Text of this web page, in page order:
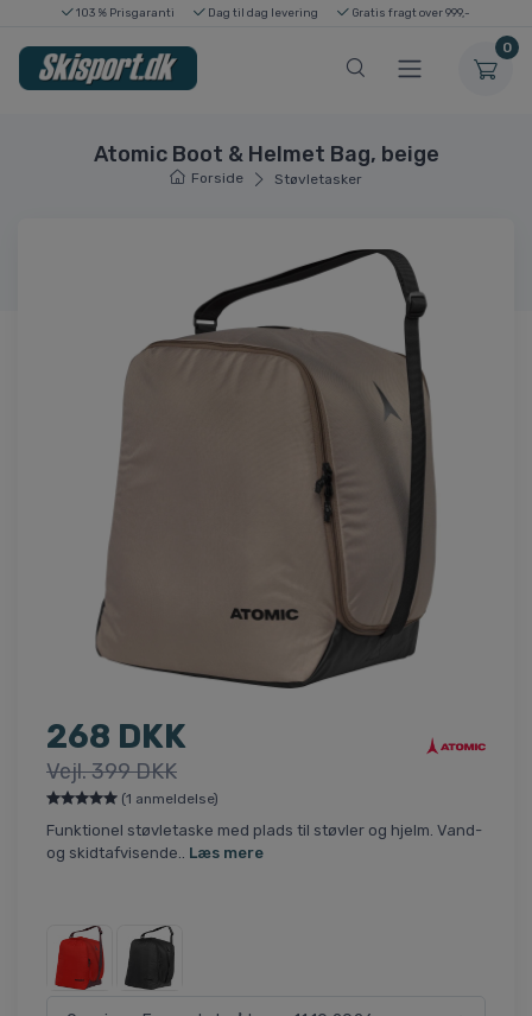
103 % Prisgaranti Dag til dag levering Gratis fragt over 999,-
0
Atomic Boot & Helmet Bag, beige
Forside Støvletasker
268 DKK
Vejl. 399 DKK
(1 anmeldelse)
Funktionel støvletaske med plads til støvler og hjelm. Vand-
og skidtafvisende.. Læs mere